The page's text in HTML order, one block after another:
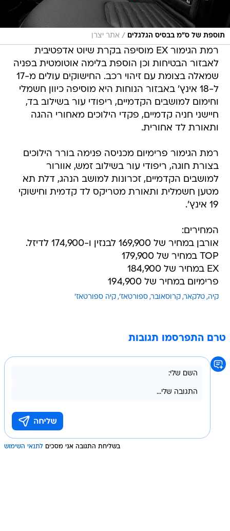
תוספת של ס"מ בבסיס הגלגלים / אתר יצרן
רמת הגימור EX מוסיפה בקרת שיוט אדפטיבית
לאבזור הבטיחות וכן הוספת בלימה אוטומטית בפניה
שמאלה בצומת עם זיהוי רכב. החישוקים עולים מ-17
ל-18 אינץ' באבזור הנוחות היא מוסיפה כיוון חשמלי
וחימום למושבים הקדמיים, ריפודי עור בשילוב בד,
חיישני חניה קדמיים, פקדי הילוכים מאחורי ההגה
ותאורת לד אחורית.
רמת הגימור פרימיום מכניסה פנימה בורר הילוכים
בצורת חוגה, ריפודי עור בשילוב זמש, אוורור
למושבים הקדמיים, זכרונות למושב הנהג, דלת תא
מטען חשמלית ותאורת מטריקס לד קדמית וחישוקי
19 אינץ'.
המחירים:
אורבן במחיר של 169,900 לבנזין ו-174,900 לדיזל.
TOP במחיר של 179,900
EX במחיר של 184,900
פרימיום במחיר של 194,900
קיה טלקאר קרוסאובר ספורטאז' קיה ספורטאז'
טרם התפרסמו תגובות
בשליחת התגובה אני מסכים לתנאי השימוש